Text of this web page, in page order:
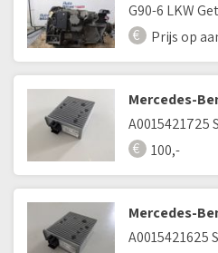
G90-6 LKW
Prijs op
Mercedes-
A0015421725
100,-
Mercedes-
A0015421625